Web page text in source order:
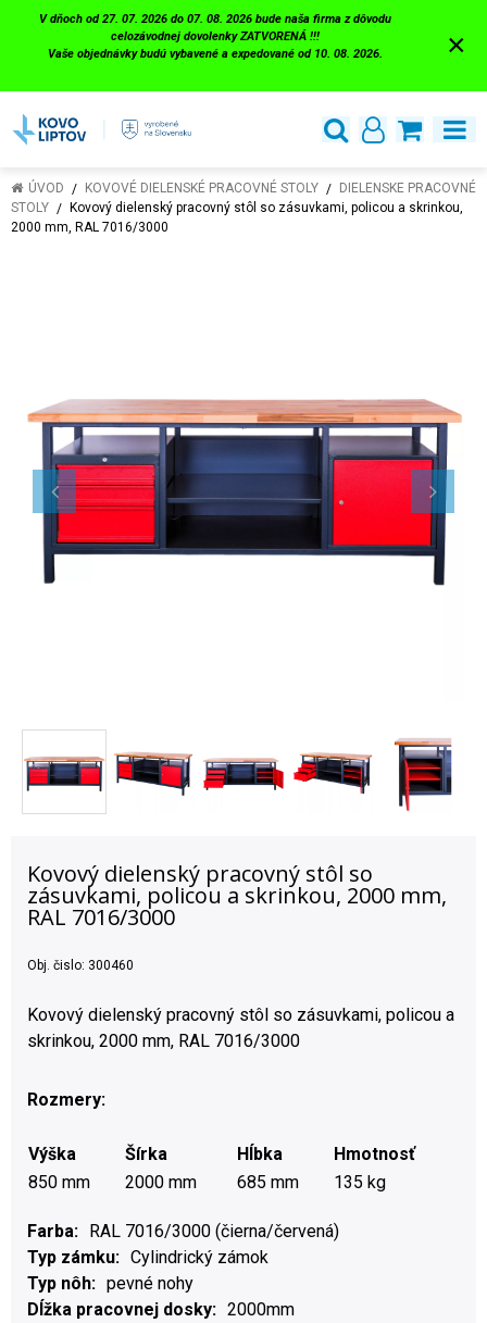
V dňoch od 27. 07. 2026 do 07. 08. 2026 bude naša firma z dôvodu
celozávodnej dovolenky ZATVORENÁ !!!
Vaše objednávky budú vybavené a expedované od 10. 08. 2026.
×
ÚVOD KOVOVÉ DIELENSKÉ PRACOVNÉ STOLY
DIELENSKE PRACOVNÉ
STOLY
Kovový dielenský pracovný stôl so zásuvkami, policou a skrinkou,
2000 mm, RAL 7016/3000
Kovový dielenský pracovný stôl so
zásuvkami, policou a skrinkou, 2000 mm,
RAL 7016/3000
Obj. čislo: 300460
Kovový dielenský pracovný stôl so zásuvkami, policou a
skrinkou, 2000 mm, RAL 7016/3000
Rozmery:
Výška Šírka Hĺbka
Hmotnosť
850 mm
2000 mm 685 mm 135 kg
Farba
RAL 7016/3000 (čierna/červená)
Typ zámku
Cylindrický zámok
Typ nôh
pevné nohy
Dĺžka pracovnej dosky
2000mm